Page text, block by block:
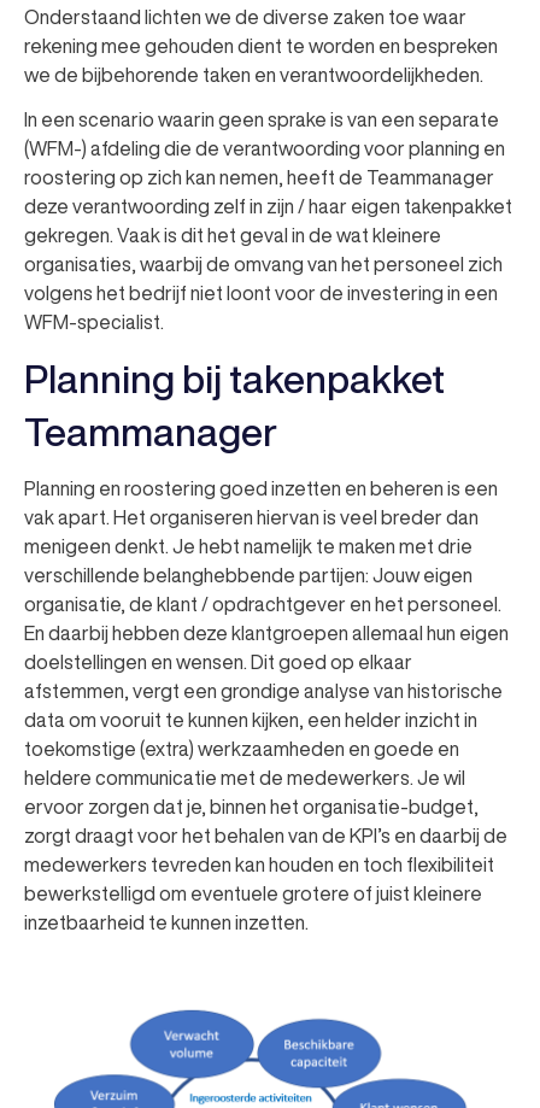
Onderstaand lichten we de diverse zaken toe waar
rekening mee gehouden dient te worden en bespreken
we de bijbehorende taken en verantwoordelijkheden.
In een scenario waarin geen sprake is van een separate
(WFM-) afdeling die de verantwoording voor planning en
roostering op zich kan nemen, heeft de Teammanager
deze verantwoording zelf in zijn / haar eigen takenpakket
gekregen. Vaak is dit het geval in de wat kleinere
organisaties, waarbij de omvang van het personeel zich
volgens het bedrijf niet loont voor de investering in een
WFM-specialist.
Planning bij takenpakket
Teammanager
Planning en roostering goed inzetten en beheren is een
vak apart. Het organiseren hiervan is veel breder dan
menigeen denkt. Je hebt namelijk te maken met drie
verschillende belanghebbende partijen: Jouw eigen
organisatie, de klant / opdrachtgever en het personeel.
En daarbij hebben deze klantgroepen allemaal hun eigen
doelstellingen en wensen. Dit goed op elkaar
afstemmen, vergt een grondige analyse van historische
data om vooruit te kunnen kijken, een helder inzicht in
toekomstige (extra) werkzaamheden en goede en
heldere communicatie met de medewerkers. Je wil
ervoor zorgen dat je, binnen het organisatie-budget,
zorgt draagt voor het behalen van de KPI’s en daarbij de
medewerkers tevreden kan houden en toch flexibiliteit
bewerkstelligd om eventuele grotere of juist kleinere
inzetbaarheid te kunnen inzetten.